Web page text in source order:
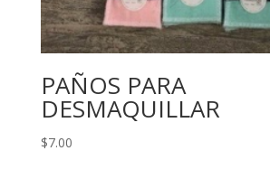
PAÑOS PARA
DESMAQUILLAR
$7.00